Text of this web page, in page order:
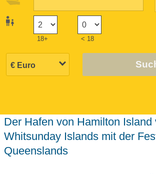
18+ < 18
Der Hafen von Hamilton Island verbindet die
Whitsunday Islands mit der
Queenslands